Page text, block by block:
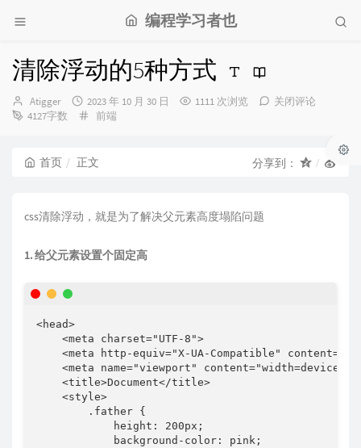
编程学习者也
清除浮动的5种方式
博
主：
Atigger
发
布
2023 年 10 月 30 日 1111 次浏览
关闭评论
4127字数
分
前端
首页 正文 分享到：
css清除浮动，就是为了解决父元素高度塌陷问题
1. 给父元素设置个固定高
<head>
    <meta charset="UTF-8">
<meta http-equiv="X-UA-Compatible"
<meta name="viewport" content="width=device-
    <title>Document</title>
    <style>
        .father {
            height: 200px;
            background-color: pink;